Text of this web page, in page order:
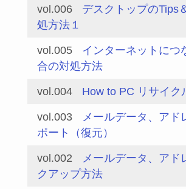
vol.006
デスクトップのTips
処方法１
vol.005
インターネットにつ
合の対処方法
vol.004 How to PC リサイク
vol.003
メールデータ、アド
ポート（復元）
vol.002
メールデータ、アド
クアップ方法